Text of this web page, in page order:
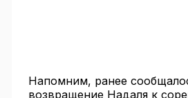
Напомним, ранее
возвращение Надаля к